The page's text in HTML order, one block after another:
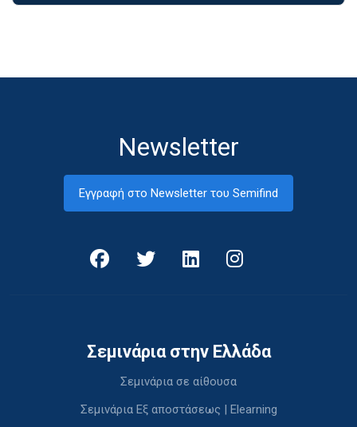
Newsletter
Εγγραφή στο Newsletter του Semifind
Σεμινάρια στην Ελλάδα
Σεμινάρια σε αίθουσα
Σεμινάρια Εξ αποστάσεως | Elearning